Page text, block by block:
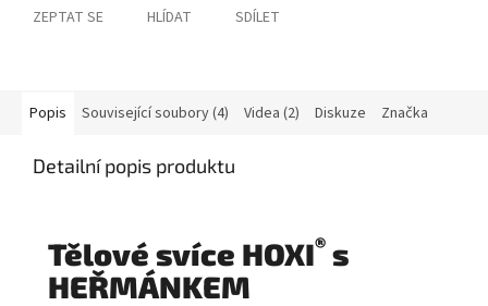
ZEPTAT SE HLÍDAT SDÍLET
Popis Související soubory (4) Videa (2) Diskuze Značka
Detailní popis produktu
Tělové svíce HOXI® s
HEŘMÁNKEM